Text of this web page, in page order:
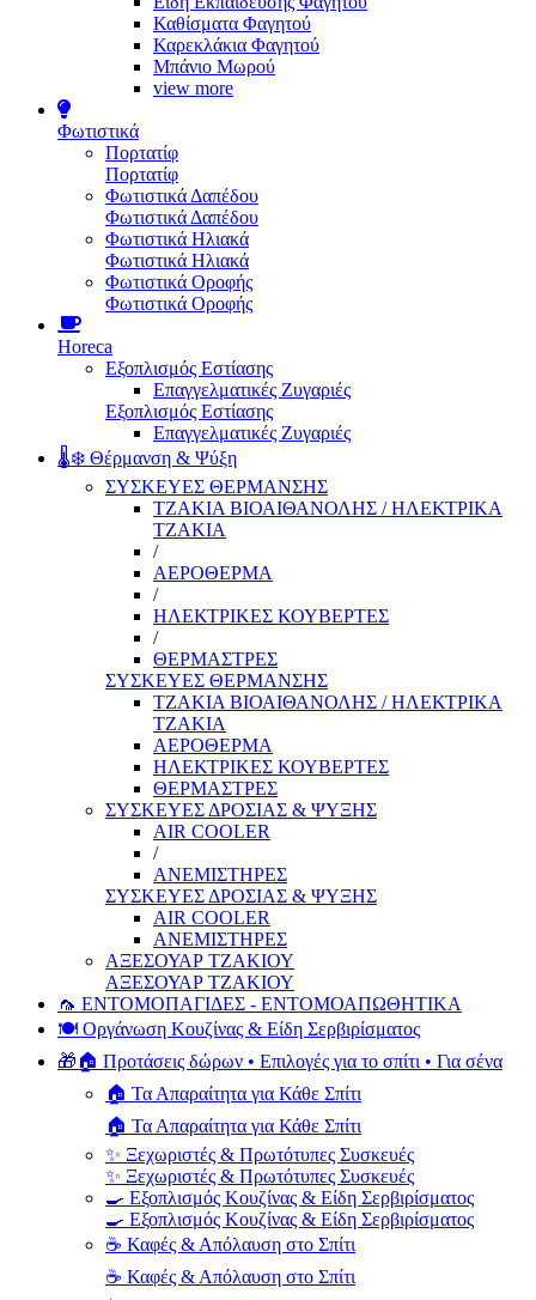
Καθίσματα Φαγητού
Καρεκλάκια Φαγητού
Μπάνιο Μωρού
view more
Φωτιστικά
Πορτατίφ
Πορτατίφ
Φωτιστικά Δαπέδου
Φωτιστικά Δαπέδου
Φωτιστικά Ηλιακά
Φωτιστικά Ηλιακά
Φωτιστικά Οροφής
Φωτιστικά Οροφής
Horeca
Εξοπλισμός Εστίασης
Επαγγελματικές Ζυγαριές
Εξοπλισμός Εστίασης
Επαγγελματικές Ζυγαριές
🌡️❄️ Θέρμανση & Ψύξη
ΣΥΣΚΕΥΕΣ ΘΕΡΜΑΝΣΗΣ
ΤΖΑΚΙΑ ΒΙΟΑΙΘΑΝΟΛΗΣ / ΗΛΕΚΤΡΙΚΑ
ΤΖΑΚΙΑ
/
ΑΕΡΟΘΕΡΜΑ
/
ΗΛΕΚΤΡΙΚΕΣ ΚΟΥΒΕΡΤΕΣ
/
ΘΕΡΜΑΣΤΡΕΣ
ΣΥΣΚΕΥΕΣ ΘΕΡΜΑΝΣΗΣ
ΤΖΑΚΙΑ ΒΙΟΑΙΘΑΝΟΛΗΣ / ΗΛΕΚΤΡΙΚΑ
ΤΖΑΚΙΑ
ΑΕΡΟΘΕΡΜΑ
ΗΛΕΚΤΡΙΚΕΣ ΚΟΥΒΕΡΤΕΣ
ΘΕΡΜΑΣΤΡΕΣ
ΣΥΣΚΕΥΕΣ ΔΡΟΣΙΑΣ & ΨΥΞΗΣ
AIR COOLER
/
ΑΝΕΜΙΣΤΗΡΕΣ
ΣΥΣΚΕΥΕΣ ΔΡΟΣΙΑΣ & ΨΥΞΗΣ
AIR COOLER
ΑΝΕΜΙΣΤΗΡΕΣ
ΑΞΕΣΟΥΑΡ ΤΖΑΚΙΟΥ
ΑΞΕΣΟΥΑΡ ΤΖΑΚΙΟΥ
🦟 ΕΝΤΟΜΟΠΑΓΙΔΕΣ - ΕΝΤΟΜΟΑΠΩΘΗΤΙΚΑ
🍽️ Οργάνωση Κουζίνας & Είδη Σερβιρίσματος
🎁🏠 Προτάσεις δώρων • Επιλογές για το σπίτι • Για σένα
🏠 Τα Απαραίτητα για Κάθε Σπίτι
🏠 Τα Απαραίτητα για Κάθε Σπίτι
✨ Ξεχωριστές & Πρωτότυπες Συσκευές
✨ Ξεχωριστές & Πρωτότυπες Συσκευές
🍳 Εξοπλισμός Κουζίνας & Είδη Σερβιρίσματος
🍳 Εξοπλισμός Κουζίνας & Είδη Σερβιρίσματος
☕ Καφές & Απόλαυση στο Σπίτι
☕ Καφές & Απόλαυση στο Σπίτι